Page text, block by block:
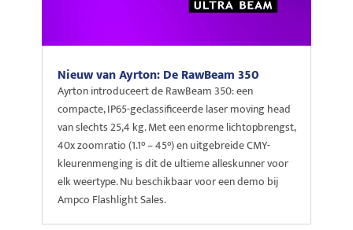
Nieuw van Ayrton: De RawBeam 350
Ayrton introduceert de RawBeam 350: een
compacte, IP65-geclassificeerde laser moving head
van slechts 25,4 kg. Met een enorme lichtopbrengst,
40x zoomratio (1.1° – 45°) en uitgebreide CMY-
kleurenmenging is dit de ultieme alleskunner voor
elk weertype. Nu beschikbaar voor een demo bij
Ampco Flashlight Sales.